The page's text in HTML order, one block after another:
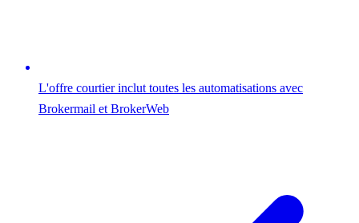
L'offre courtier inclut toutes les automatisations avec
Brokermail et BrokerWeb